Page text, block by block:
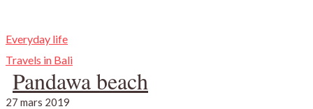
Everyday life
Travels in Bali
Pandawa beach
27 mars 2019